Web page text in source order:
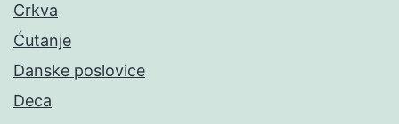
Crkva
Ćutanje
Danske poslovice
Deca